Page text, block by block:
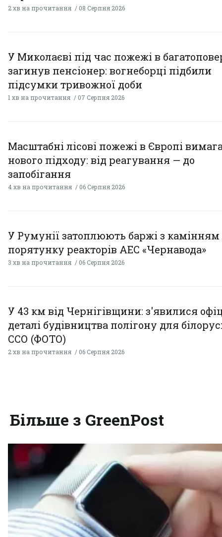
2 хв на прочитання 08 Серпня 2026
У Миколаєві під час пожежі в
загинув пенсіонер: вогнеборці підбили
підсумки тривожної доби
1 хв на прочитання 07 Серпня 2026
Масштабні лісові пожежі в Європі
нового підходу: від реагування — до
запобігання
4 хв на прочитання 06 Серпня 2026
У Румунії затоплюють баржі з
порятунку реакторів АЕС «Чернавода»
3 хв на прочитання 06 Серпня 2026
У 43 км від Чернігівщини: з'явилися
деталі будівництва полігону для
ССО (ФОТО)
2 хв на прочитання 06 Серпня 2026
Більше з GreenPost